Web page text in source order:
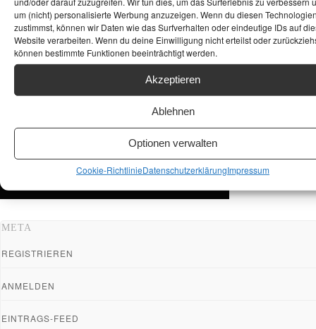
um (nicht) personalisierte Werbung anzuzeigen. Wenn du diesen
zustimmst, können wir Daten wie das Surfverhalten oder eindeutige IDs auf
Website verarbeiten. Wenn du deine Einwilligung nicht erteilst oder
können bestimmte Funktionen beeinträchtigt werden.
Akzeptieren
Ablehnen
Optionen verwalten
Cookie-RichtlinieDatenschutzerklärungImpressum
META
REGISTRIEREN
ANMELDEN
EINTRAGS-FEED